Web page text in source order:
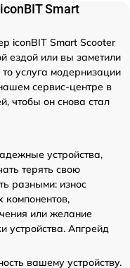
Smart
iconBIT Smart Scooter
ездой или вы заметили
услуга модернизации
сервис-центре в
чтобы он снова стал
устройства,
терять свою
разными: износ
компонентов,
или желание
устройства. Апгрейд
вашему устройству.